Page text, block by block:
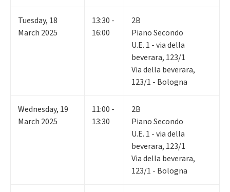
Tuesday, 18
March 2025
13:30 -
16:00
2B
Piano Secondo
U.E. 1 - via della
beverara, 123/1
Via della beverara,
123/1 - Bologna
Wednesday, 19
March 2025
11:00 -
13:30
2B
Piano Secondo
U.E. 1 - via della
beverara, 123/1
Via della beverara,
123/1 - Bologna